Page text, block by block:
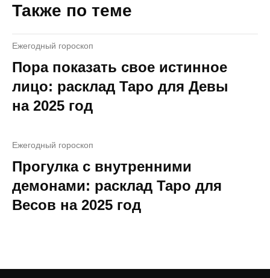
Также по теме
Ежегодный гороскоп
Пора показать свое истинное
лицо: расклад Таро для Девы
на 2025 год
Ежегодный гороскоп
Прогулка с внутренними
демонами: расклад Таро для
Весов на 2025 год